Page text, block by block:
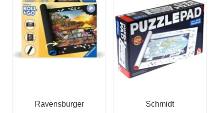
Ravensburger Schmidt